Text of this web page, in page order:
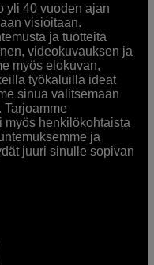
yli 40 vuoden ajan
visioitaan.
ja tuotteita
videokuvauksen ja
myös elokuvan,
työkaluilla ideat
sinua valitsemaan
Tarjoamme
myös henkilökohtaista
ja
juuri sinulle sopivan